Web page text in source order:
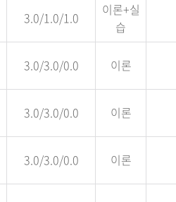
3.0/1.0/1.0
이론+실
습
3.0/3.0/0.0 이론
3.0/3.0/0.0 이론
3.0/3.0/0.0 이론